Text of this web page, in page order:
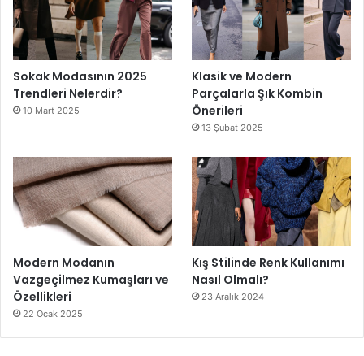
Sokak Modasının 2025
Trendleri Nelerdir?
10 Mart 2025
Klasik ve Modern
Parçalarla Şık Kombin
Önerileri
13 Şubat 2025
Modern Modanın
Vazgeçilmez Kumaşları ve
Özellikleri
22 Ocak 2025
Kış Stilinde Renk Kullanımı
Nasıl Olmalı?
23 Aralık 2024